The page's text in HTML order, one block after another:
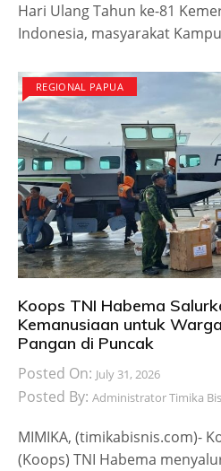
Hari Ulang Tahun ke-81
Indonesia, masyarakat
REGIONAL PAPUA
Koops TNI Habema
Kemanusiaan untuk
Pangan di Puncak
Posted On: July 31, 2026
Posted By: Administrator Timika
MIMIKA, (timikabisnis.com)-
(Koops) TNI Habema